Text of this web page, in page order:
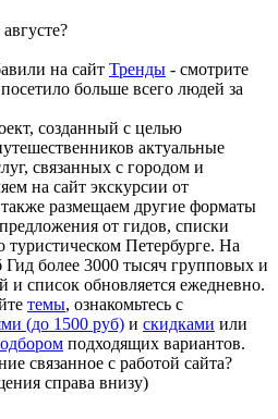
на сайт Тренды - смотрите
больше всего людей за
созданный с целью
актуальные
связанных с городом и
на сайт экскурсии от
размещаем другие форматы
от гидов, списки
туристическом Петербурге. На
более 3000 тысяч групповых и
и список обновляется ежедневно.
темы, ознакомьтесь с
(до 1500 руб) и скидками или
подходящих вариантов.
связанное с работой сайта?
справа внизу)